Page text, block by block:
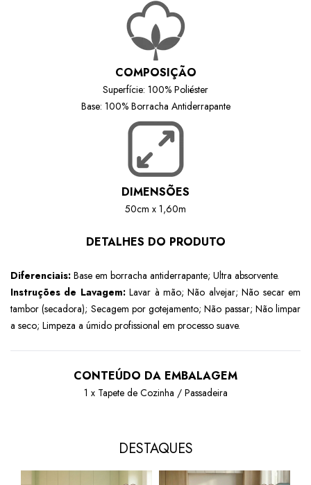
COMPOSIÇÃO
Superfície: 100% Poliéster
Base: 100% Borracha Antiderrapante
DIMENSÕES
50cm x 1,60m
DETALHES DO PRODUTO
Diferenciais: Base em borracha antiderrapante; Ultra absorvente.
Instruções de Lavagem:Lavar à mão; Não alvejar; Não secar em
tambor (secadora); Secagem por gotejamento; Não passar; Não limpar
a seco; Limpeza a úmido profissional em processo suave.
CONTEÚDO DA EMBALAGEM
1 x Tapete de Cozinha / Passadeira
DESTAQUES